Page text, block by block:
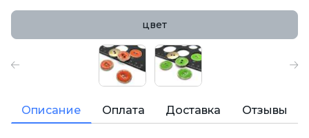
цвет
Описание Оплата Доставка Отзывы